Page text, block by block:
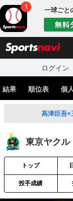
一球ごと
ログイン
結果 順位表 個
髙津臣吾×
東京ヤクル
トップ
投手成績